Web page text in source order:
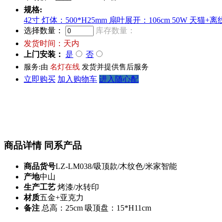
规格:
42寸 灯体：500*H25mm 扇叶展开：106cm 50W 天猫+离
选择数量：
库存数量：
发货时间： 天内
上门安装：
是 否
服务:由 名灯在线 发货并提供售后服务
立即购买 加入购物车 进入随心配
商品详情 同系产品
商品货号LZ-LM038/吸顶款/木纹色/米家智能
产地中山
生产工艺 烤漆/水转印
材质五金+亚克力
备注 总高：25cm 吸顶盘：15*H11cm